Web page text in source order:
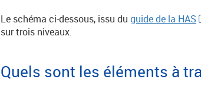
Le schéma ci-dessous, issu du guide de la HAS
sur trois niveaux.
Quels sont les éléments à